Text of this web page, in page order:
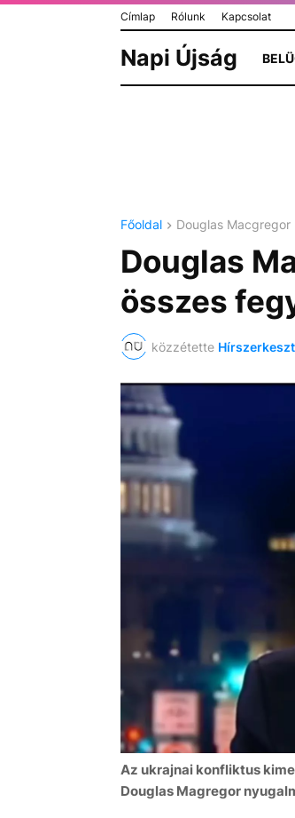
Címlap Rólunk Kapcsolat
Napi Újság
Főoldal Douglas Macgregor
Douglas
összes
közzétette
Az ukrajnai konfliktus
Douglas Magregor